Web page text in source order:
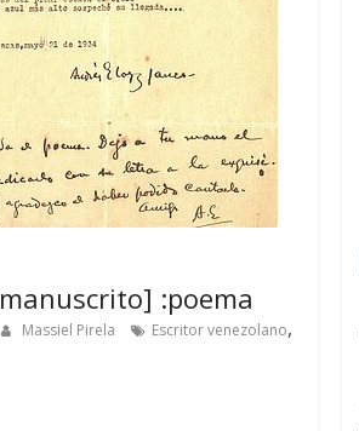
:poema
Massiel Pirela Escritor venezolano,